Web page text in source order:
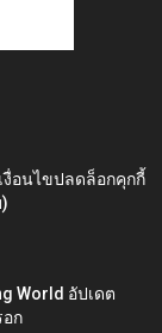
งื่อนไขปลดล็อกคุกกี้
World อัปเดต
อก